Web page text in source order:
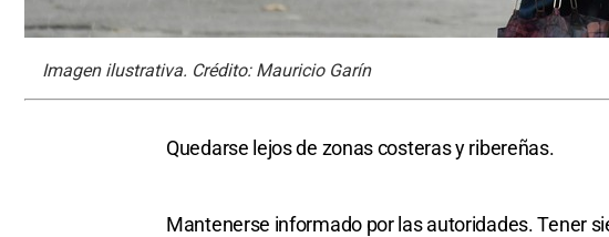
Imagen ilustrativa. Crédito: Mauricio Garín
Quedarse lejos de zonas costeras y ribereñas.
Mantenerse informado por las autoridades. Tener